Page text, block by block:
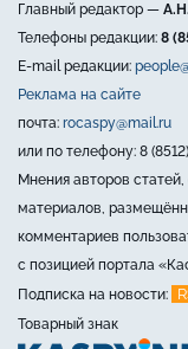
Главный редактор —
Телефоны редакции: 8
E-mail редакции:
Реклама на сайте
почта: rocaspy@mail.ru
или по телефону: 8
Мнения авторов
материалов,
комментариев
с позицией портала
Подписка на новости:
Товарный знак